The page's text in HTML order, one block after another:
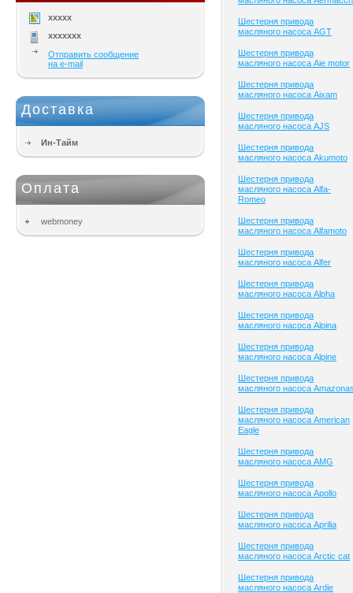
xxxxx
xxxxxxx
Отправить сообщение
на e-mail
Доставка
Ин-Тайм
Оплата
webmoney
Шестерня привода
масляного насоса AGT
Шестерня привода
масляного насоса Aie motor
Шестерня привода
масляного насоса Aixam
Шестерня привода
масляного насоса AJS
Шестерня привода
масляного насоса Akumoto
Шестерня привода
масляного насоса Alfa-
Romeo
Шестерня привода
масляного насоса Alfamoto
Шестерня привода
масляного насоса Alfer
Шестерня привода
масляного насоса Alpha
Шестерня привода
масляного насоса Alpina
Шестерня привода
масляного насоса Alpine
Шестерня привода
масляного насоса
Шестерня привода
масляного насоса American
Eagle
Шестерня привода
масляного насоса AMG
Шестерня привода
масляного насоса Apollo
Шестерня привода
масляного насоса Aprilia
Шестерня привода
масляного насоса Arctic cat
Шестерня привода
масляного насоса Ardie